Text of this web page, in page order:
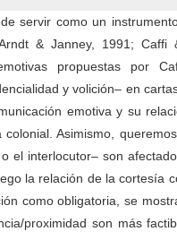
servir como un
& Janney, 1991; Caffi
propuestas por
y volición– en
emotiva y su
Asimismo,
el interlocutor– son
la relación de la cortesía
como obligatoria, se
proximidad son más